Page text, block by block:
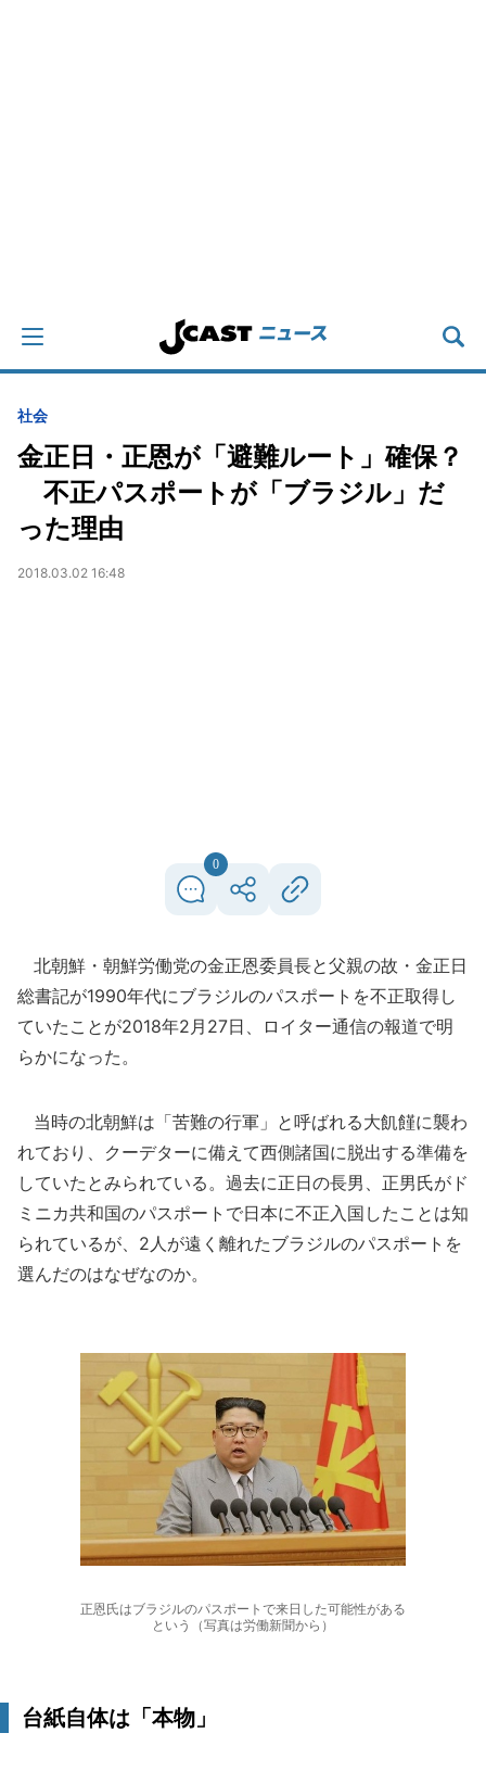
社会
金正日・正恩が「避難ルート」確保？
不正パスポートが「ブラジル」だ
った理由
2018.03.02 16:48
0
北朝鮮・朝鮮労働党の金正恩委員長と父親の故・金正日
総書記が1990年代にブラジルのパスポートを不正取得し
ていたことが2018年2月27日、ロイター通信の報道で明
らかになった。
当時の北朝鮮は「苦難の行軍」と呼ばれる大飢饉に襲わ
れており、クーデターに備えて西側諸国に脱出する準備を
していたとみられている。過去に正日の長男、正男氏がド
ミニカ共和国のパスポートで日本に不正入国したことは知
られているが、2人が遠く離れたブラジルのパスポートを
選んだのはなぜなのか。
正恩氏はブラジルのパスポートで来日した可能性がある
という（写真は労働新聞から）
台紙自体は「本物」